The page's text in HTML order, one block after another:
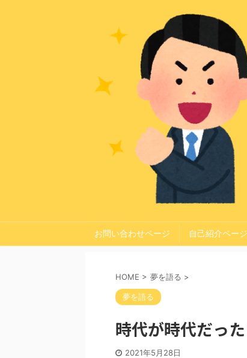
お問い合わせページ 自己紹介ページ
HOME > 夢を語る >
夢を語る
時代が時代だっ
2021年5月28日